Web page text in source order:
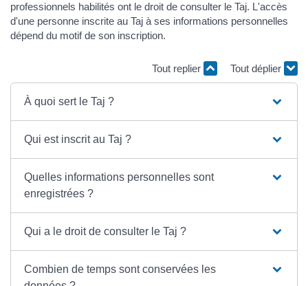
professionnels habilités ont le droit de consulter le Taj. L'accès
d'une personne inscrite au Taj à ses informations personnelles
dépend du motif de son inscription.
Tout replier Tout déplier
À quoi sert le Taj ?
Qui est inscrit au Taj ?
Quelles informations personnelles sont
enregistrées ?
Qui a le droit de consulter le Taj ?
Combien de temps sont conservées les